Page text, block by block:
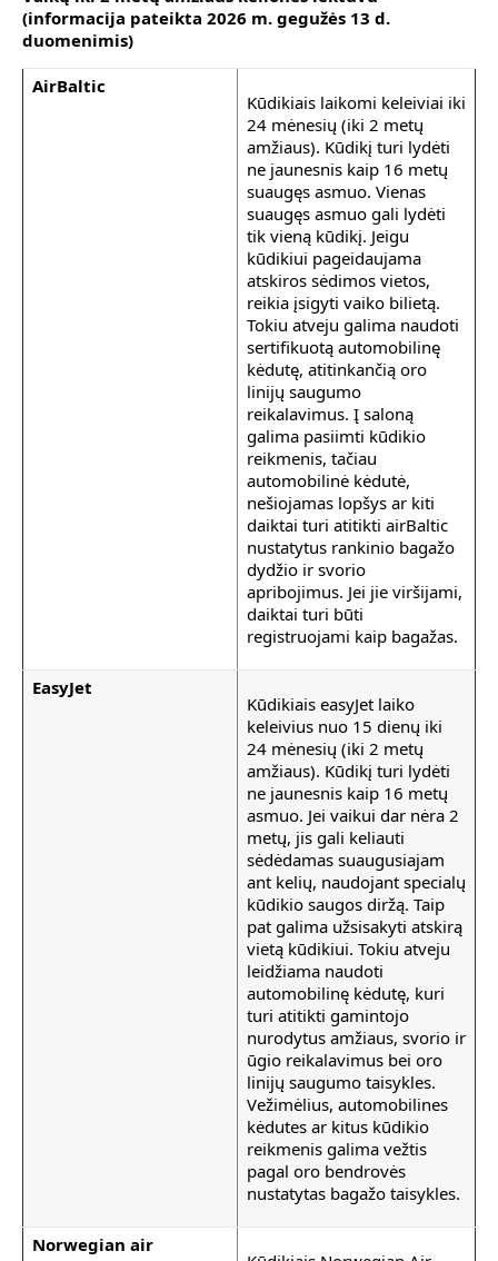
(informacija pateikta 2026 m. gegužės 13 d.
duomenimis)
AirBaltic
Kūdikiais laikomi keleiviai iki
24 mėnesių (iki 2 metų
amžiaus). Kūdikį turi lydėti
ne jaunesnis kaip 16 metų
suaugęs asmuo. Vienas
suaugęs asmuo gali lydėti
tik vieną kūdikį. Jeigu
kūdikiui pageidaujama
atskiros sėdimos vietos,
reikia įsigyti vaiko bilietą.
Tokiu atveju galima naudoti
sertifikuotą automobilinę
kėdutę, atitinkančią oro
linijų saugumo
reikalavimus. Į saloną
galima pasiimti kūdikio
reikmenis, tačiau
automobilinė kėdutė,
nešiojamas lopšys ar kiti
daiktai turi atitikti airBaltic
nustatytus rankinio bagažo
dydžio ir svorio
apribojimus. Jei jie viršijami,
daiktai turi būti
registruojami kaip bagažas.
EasyJet
Kūdikiais easyJet laiko
keleivius nuo 15 dienų iki
24 mėnesių (iki 2 metų
amžiaus). Kūdikį turi lydėti
ne jaunesnis kaip 16 metų
asmuo. Jei vaikui dar nėra 2
metų, jis gali keliauti
sėdėdamas suaugusiajam
ant kelių, naudojant specialų
kūdikio saugos diržą. Taip
pat galima užsisakyti atskirą
vietą kūdikiui. Tokiu atveju
leidžiama naudoti
automobilinę kėdutę, kuri
turi atitikti gamintojo
nurodytus amžiaus, svorio ir
ūgio reikalavimus bei oro
linijų saugumo taisykles.
Vežimėlius, automobilines
kėdutes ar kitus kūdikio
reikmenis galima vežtis
pagal oro bendrovės
nustatytas bagažo taisykles.
Norwegian air